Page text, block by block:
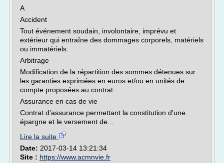
A
Accident
Tout événement soudain, involontaire, imprévu et
extérieur qui entraîne des dommages corporels, matériels
ou immatériels.
Arbitrage
Modification de la répartition des sommes détenues sur
les garanties exprimées en euros et/ou en unités de
compte proposées au contrat.
Assurance en cas de vie
Contrat d'assurance permettant la constitution d'une
épargne et le versement de...
Lire la suite
Date: 2017-03-14 13:21:34
Site : https://www.acmnvie.fr